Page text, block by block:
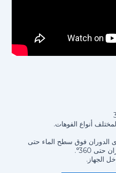
أنواع الفوهات.
فوق سطح الماء حتى